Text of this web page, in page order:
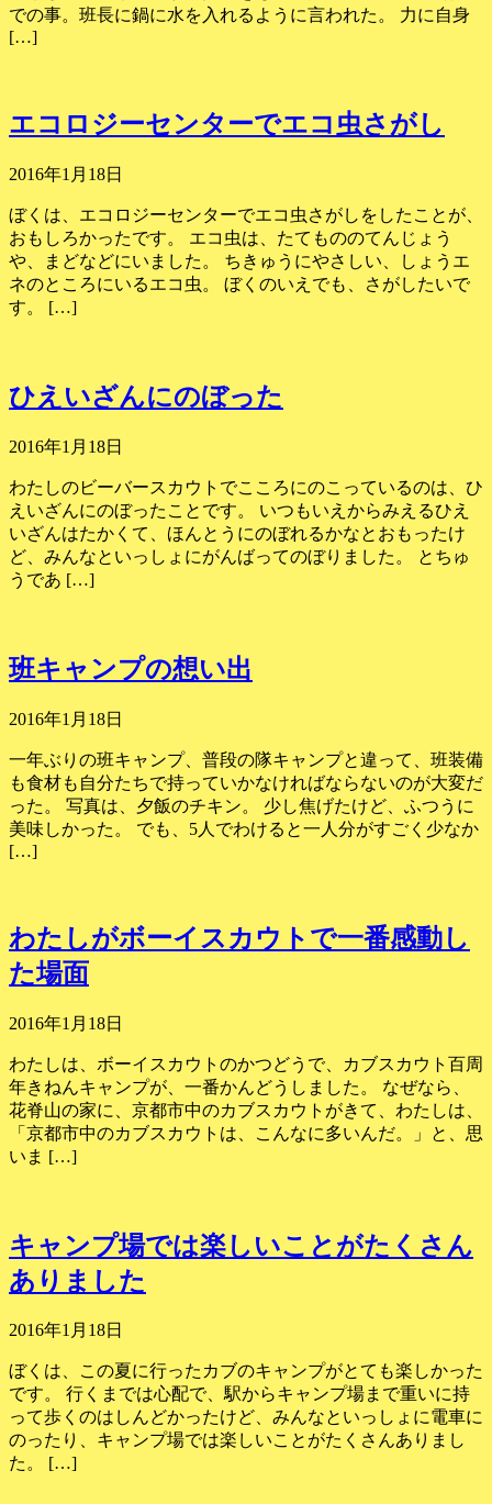
での事。班長に鍋に水を入れるように言われた。 力に自身
[…]
エコロジーセンターでエコ虫さがし
2016年1月18日
ぼくは、エコロジーセンターでエコ虫さがしをしたことが、
おもしろかったです。 エコ虫は、たてもののてんじょう
や、まどなどにいました。 ちきゅうにやさしい、しょうエ
ネのところにいるエコ虫。 ぼくのいえでも、さがしたいで
す。 […]
ひえいざんにのぼった
2016年1月18日
わたしのビーバースカウトでこころにのこっているのは、ひ
えいざんにのぼったことです。 いつもいえからみえるひえ
いざんはたかくて、ほんとうにのぼれるかなとおもったけ
ど、みんなといっしょにがんばってのぼりました。 とちゅ
うであ […]
班キャンプの想い出
2016年1月18日
一年ぶりの班キャンプ、普段の隊キャンプと違って、班装備
も食材も自分たちで持っていかなければならないのが大変だ
った。 写真は、夕飯のチキン。 少し焦げたけど、ふつうに
美味しかった。 でも、5人でわけると一人分がすごく少なか
[…]
わたしがボーイスカウトで一番感動し
た場面
2016年1月18日
わたしは、ボーイスカウトのかつどうで、カブスカウト百周
年きねんキャンプが、一番かんどうしました。 なぜなら、
花脊山の家に、京都市中のカブスカウトがきて、わたしは、
「京都市中のカブスカウトは、こんなに多いんだ。」と、思
いま […]
キャンプ場では楽しいことがたくさん
ありました
2016年1月18日
ぼくは、この夏に行ったカブのキャンプがとても楽しかった
です。 行くまでは心配で、駅からキャンプ場まで重いに持
って歩くのはしんどかったけど、みんなといっしょに電車に
のったり、キャンプ場では楽しいことがたくさんありまし
た。 […]